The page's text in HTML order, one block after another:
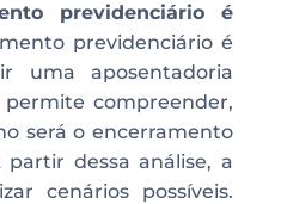
previdenciário é
previdenciário é
uma aposentadoria
compreender,
será o encerramento
dessa análise, a
cenários possíveis.